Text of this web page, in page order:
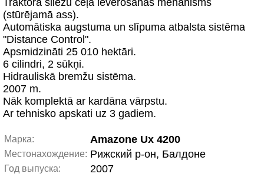
Traktora sliežu ceļa ievērošanas mehānisms
(stūrējamā ass).
Automātiska augstuma un slīpuma atbalsta sistēma
"Distance Control".
Apsmidzināti 25 010 hektāri.
6 cilindri, 2 sūkņi.
Hidrauliskā bremžu sistēma.
2007 m.
Nāk komplektā ar kardāna vārpstu.
Ar tehnisko apskati uz 3 gadiem.
Марка: Amazone Ux 4200
Местонахождение: Рижский р-он, Балдоне
Год выпуска: 2007